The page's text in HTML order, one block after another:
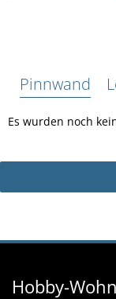
Pinnwand
Es wurden noch
Hobby-